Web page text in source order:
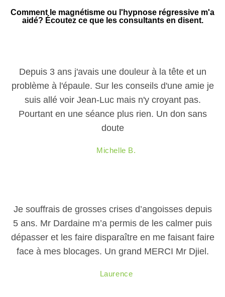
Comment le magnétisme ou l'hypnose régressive m'a
aidé? Écoutez ce que les consultants en disent.
Depuis 3 ans j'avais une douleur à la tête et un
problème à l'épaule. Sur les conseils d'une amie je
suis allé voir Jean-Luc mais n'y croyant pas.
Pourtant en une séance plus rien. Un don sans
doute
Michelle B.
Je souffrais de grosses crises d’angoisses depuis
5 ans. Mr Dardaine m’a permis de les calmer puis
dépasser et les faire disparaître en me faisant faire
face à mes blocages. Un grand MERCI Mr Djiel.
Laurence